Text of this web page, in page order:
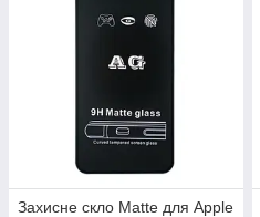
Захисне скло Matte для Apple